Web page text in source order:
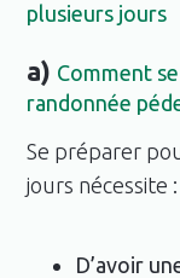
plusieurs jours
a) Comment
randonnée
Se préparer
jours nécessite :
D’avoir